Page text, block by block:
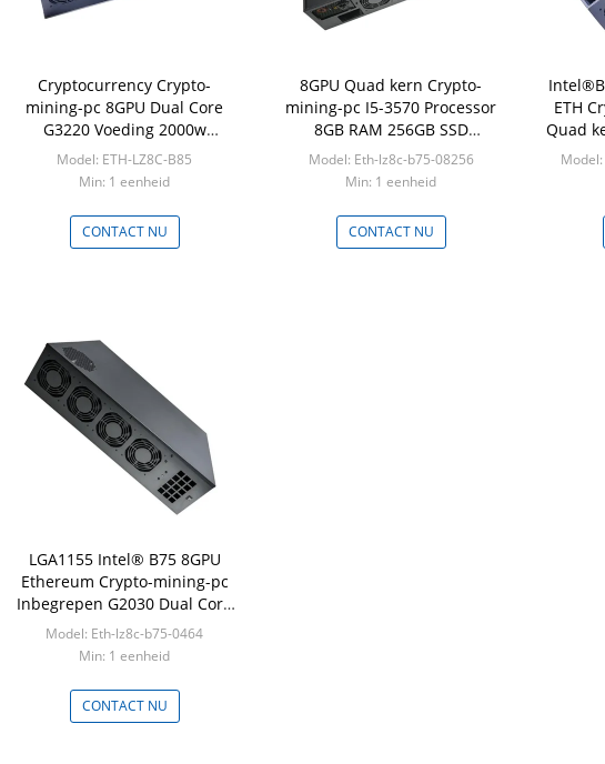
Cryptocurrency Crypto-
mining-pc 8GPU Dual Core
G3220 Voeding 2000w
LGA1150 Ethereum Coin Rig
Model: ETH-LZ8C-B85
Min: 1 eenheid
CONTACT NU
8GPU Quad kern Crypto-
mining-pc I5-3570 Processor
8GB RAM 256GB SSD
Intel®B75 Ethereum Coin Rig
ETH Mijnwerker
Model: Eth-lz8c-b75-08256
Min: 1 eenheid
CONTACT NU
ETH
Quad
LGA1155 Intel® B75 8GPU
Ethereum Crypto-mining-pc
Inbegrepen G2030 Dual Core
Cpu Voeding 2000w
Model: Eth-lz8c-b75-0464
Min: 1 eenheid
CONTACT NU